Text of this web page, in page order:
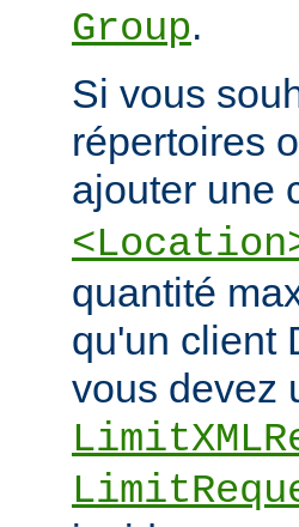
Group.
Si vous
répertoires
ajouter une
quantité
qu'un client
vous devez